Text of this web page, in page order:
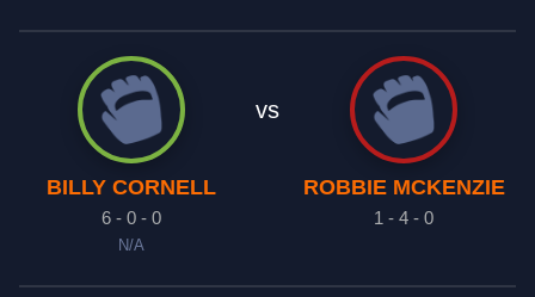
BILLY CORNELL
6 - 0 - 0
N/A
vs
ROBBIE MCKENZIE
1 - 4 - 0